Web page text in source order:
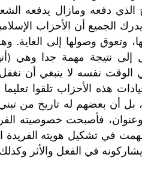
الذي دفعه ومازال يدفعه
الجميع أن الأحزاب
وتعوق وصولها إلى الغاية.
إلى نتيجة مهمة جدا وهي
الوقت نفسه لا ينبغي أن نغفل
هذه الأحزاب تلقوا
أن بعضهم له تاريخ من
فأصبحت خصوصيته
في تشكيل هويته الفريدة
في الفعل والأثر